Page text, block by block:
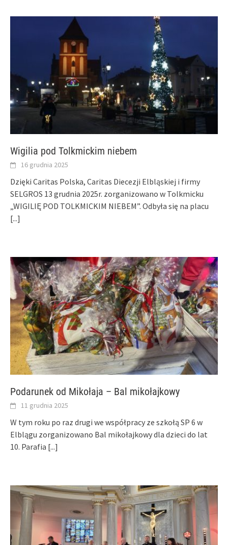
Wigilia pod Tolkmickim niebem
16 grudnia 2025
Dzięki Caritas Polska, Caritas Diecezji Elbląskiej i firmy
SELGROS 13 grudnia 2025r. zorganizowano w Tolkmicku
„WIGILIĘ POD TOLKMICKIM NIEBEM”. Odbyła się na placu
[...]
Podarunek od Mikołaja – Bal mikołajkowy
11 grudnia 2025
W tym roku po raz drugi we współpracy ze szkołą SP 6 w
Elblągu zorganizowano Bal mikołajkowy dla dzieci do lat
10. Parafia [...]